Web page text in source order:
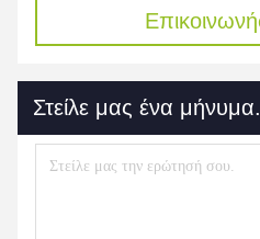
Στείλε μας ένα μήνυμα.